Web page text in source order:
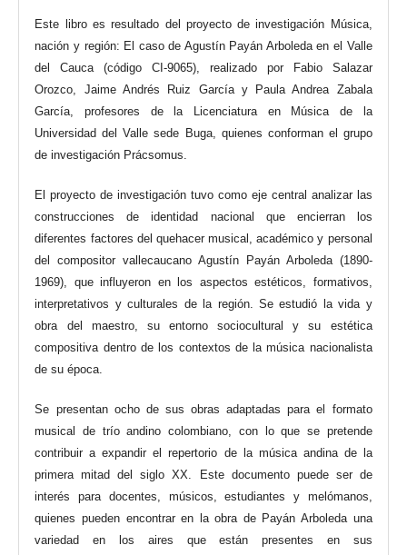
Este libro es resultado del proyecto de investigación Música,
nación y región: El caso de Agustín Payán Arboleda en el Valle
del Cauca (código CI-9065), realizado por Fabio Salazar
Orozco, Jaime Andrés Ruiz García y Paula Andrea Zabala
García, profesores de la Licenciatura en Música de la
Universidad del Valle sede Buga, quienes conforman el grupo
de investigación Prácsomus.
El proyecto de investigación tuvo como eje central analizar las
construcciones de identidad nacional que encierran los
diferentes factores del quehacer musical, académico y personal
del compositor vallecaucano Agustín Payán Arboleda (1890-
1969), que influyeron en los aspectos estéticos, formativos,
interpretativos y culturales de la región. Se estudió la vida y
obra del maestro, su entorno sociocultural y su estética
compositiva dentro de los contextos de la música nacionalista
de su época.
Se presentan ocho de sus obras adaptadas para el formato
musical de trío andino colombiano, con lo que se pretende
contribuir a expandir el repertorio de la música andina de la
primera mitad del siglo XX. Este documento puede ser de
interés para docentes, músicos, estudiantes y melómanos,
quienes pueden encontrar en la obra de Payán Arboleda una
variedad en los aires que están presentes en sus